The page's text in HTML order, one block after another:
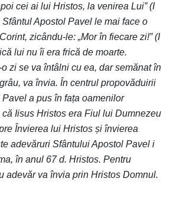
cei ai lui Hristos, la venirea Lui” (I
Apostol Pavel le mai face o
zicându-le: „Mor în fiecare zi!” (I
lui nu îi era frică de moarte.
zi se va întâlni cu ea, dar semănat în
va învia. În centrul propovăduirii
a pus în fața oamenilor
Iisus Hristos era Fiul lui Dumnezeu
Învierea lui Hristos și învierea
adevăruri Sfântului Apostol Pavel i
în anul 67 d. Hristos. Pentru
adevăr va învia prin Hristos Domnul.